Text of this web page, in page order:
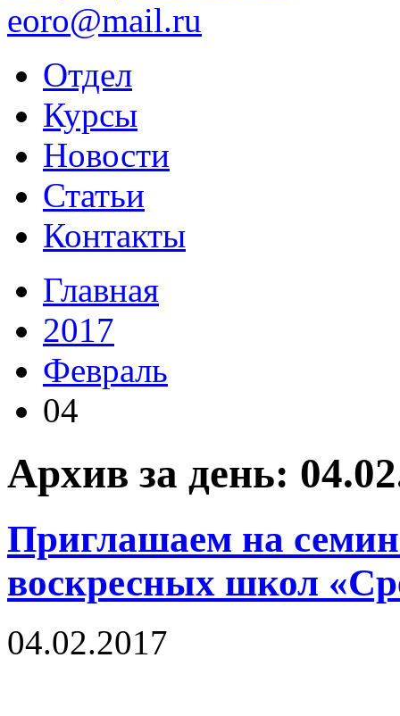
eoro@mail.ru
Отдел
Курсы
Новости
Статьи
Контакты
Главная
2017
Февраль
04
Архив за день:
Приглашаем на
воскресных школ
04.02.2017